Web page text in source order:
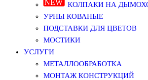
КОЛПАКИ НА
УРНЫ КОВАНЫЕ
ПОДСТАВКИ ДЛЯ ЦВЕТОВ
МОСТИКИ
УСЛУГИ
МЕТАЛЛООБРАБОТКА
МОНТАЖ КОНСТРУКЦИЙ